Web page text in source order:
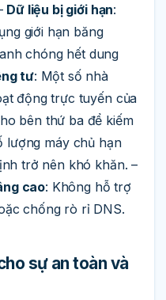
Dữ liệu bị giới hạn:
giới hạn băng
chóng hết dung
tư: Một số nhà
động trực tuyến của
bên thứ ba để kiếm
lượng máy chủ hạn
trở nên khó khăn. –
cao: Không hỗ trợ
chống rò rỉ DNS.
sự an toàn và